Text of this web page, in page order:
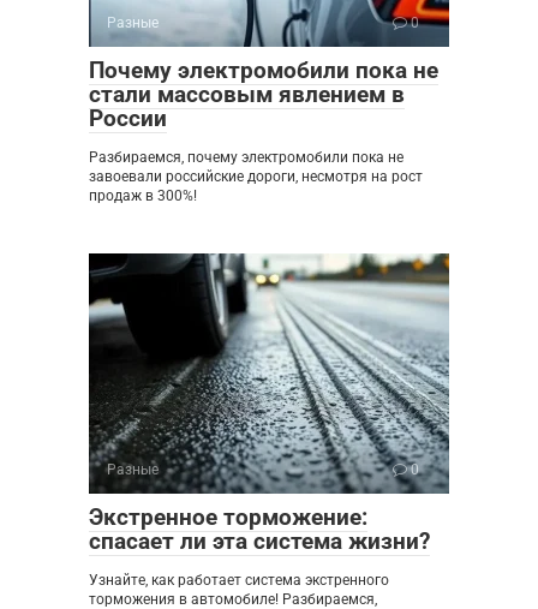
Разные 0
Почему электромобили пока не
стали массовым явлением в
России
Разбираемся, почему электромобили пока не
завоевали российские дороги, несмотря на рост
продаж в 300%!
Разные 0
Экстренное торможение:
спасает ли эта система жизни?
Узнайте, как работает система экстренного
торможения в автомобиле! Разбираемся,